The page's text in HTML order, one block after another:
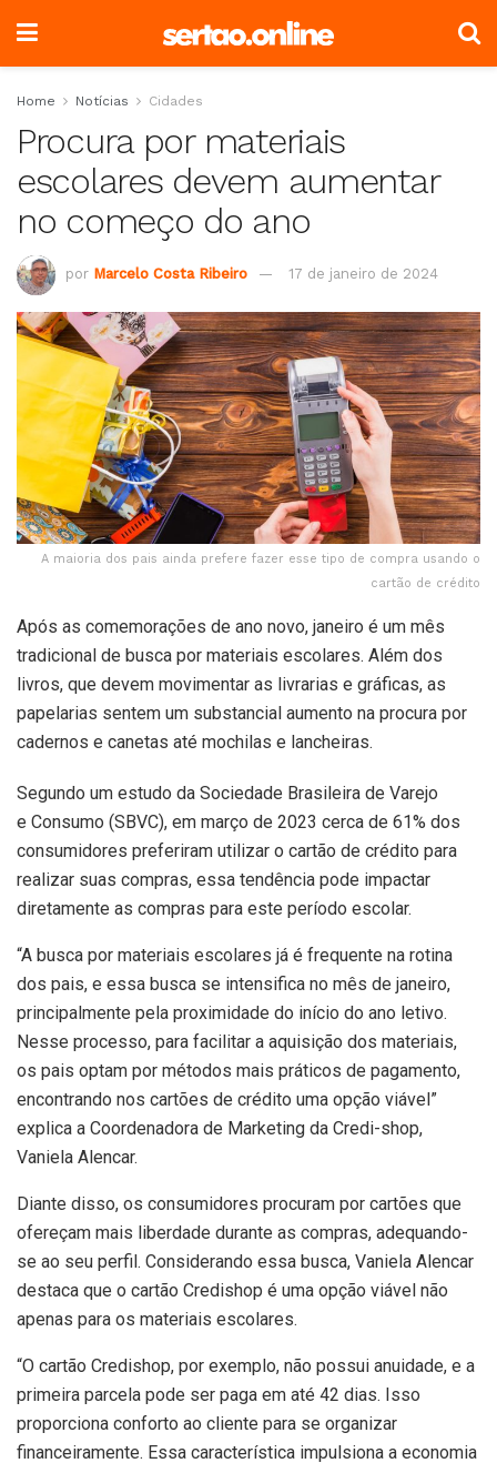
Home Notícias Cidades
Procura por materiais
escolares devem aumentar
no começo do ano
por Marcelo Costa Ribeiro 17 de janeiro de 2024
A maioria dos pais ainda prefere fazer esse tipo de compra usando o
cartão de crédito
Após as comemorações de ano novo, janeiro é um mês
tradicional de busca por materiais escolares. Além dos
livros, que devem movimentar as livrarias e gráficas, as
papelarias sentem um substancial aumento na procura por
cadernos e canetas até mochilas e lancheiras.
Segundo um estudo da Sociedade Brasileira de Varejo
e Consumo (SBVC), em março de 2023 cerca de 61% dos
consumidores preferiram utilizar o cartão de crédito para
realizar suas compras, essa tendência pode impactar
diretamente as compras para este período escolar.
“A busca por materiais escolares já é frequente na rotina
dos pais, e essa busca se intensifica no mês de janeiro,
principalmente pela proximidade do início do ano letivo.
Nesse processo, para facilitar a aquisição dos materiais,
os pais optam por métodos mais práticos de pagamento,
encontrando nos cartões de crédito uma opção viável”
explica a Coordenadora de Marketing da Credi-shop,
Vaniela Alencar.
Diante disso, os consumidores procuram por cartões que
ofereçam mais liberdade durante as compras, adequando-
se ao seu perfil. Considerando essa busca, Vaniela Alencar
destaca que o cartão Credishop é uma opção viável não
apenas para os materiais escolares.
“O cartão Credishop, por exemplo, não possui anuidade, e a
primeira parcela pode ser paga em até 42 dias. Isso
proporciona conforto ao cliente para se organizar
financeiramente. Essa característica impulsiona a economia